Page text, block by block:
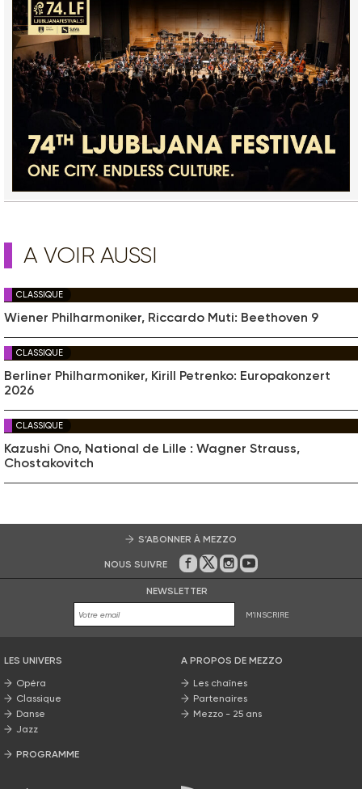
A VOIR AUSSI
CLASSIQUE
Wiener Philharmoniker, Riccardo Muti: Beethoven 9
CLASSIQUE
Berliner Philharmoniker, Kirill Petrenko: Europakonzert
2026
CLASSIQUE
Kazushi Ono, National de Lille : Wagner Strauss,
Chostakovitch
S’ABONNER À MEZZO
NOUS SUIVRE Sur Facebook
Sur Twitter
Sur Instagram
Sur Youtube
NEWSLETTER
M'INSCRIRE
LES UNIVERS
Opéra
Classique
Danse
Jazz
PROGRAMME
A PROPOS DE MEZZO
Les chaînes
Partenaires
Mezzo - 25 ans